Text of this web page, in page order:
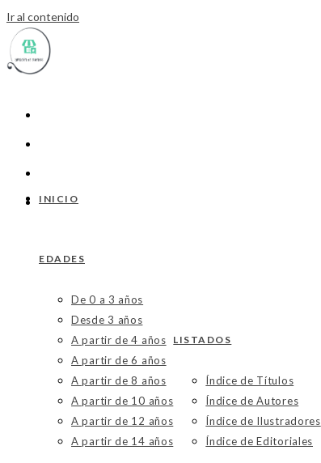
Ir al contenido
INICIO
EDADES
De 0 a 3 años
Desde 3 años
A partir de 4 años
A partir de 6 años
A partir de 8 años
A partir de 10 años
A partir de 12 años
A partir de 14 años
LISTADOS
Índice de Títulos
Índice de Autores
Índice de Ilustradores
Índice de Editoriales